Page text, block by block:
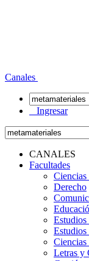
Canales
Ingresar
CANALES
Facultades
Ciencias
Derecho
Estudios
Estudios
Ciencias
Letras y